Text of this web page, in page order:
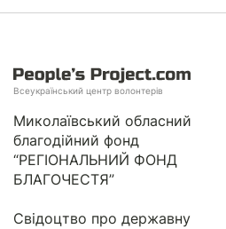
Всеукраїнський центр волонтерів
Миколаївський обласний
благодійний фонд
“РЕГІОНАЛЬНИЙ ФОНД
БЛАГОЧЕСТЯ”
Свідоцтво про державну